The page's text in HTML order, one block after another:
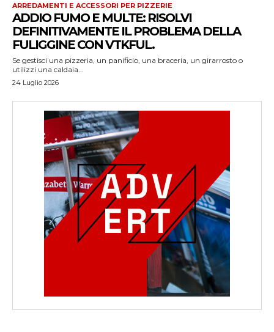
ARREDAMENTI E ACCESSORI PER PIZZERIE
ADDIO FUMO E MULTE: RISOLVI
DEFINITIVAMENTE IL PROBLEMA DELLA
FULIGGINE CON VTKFUL.
Se gestisci una pizzeria, un panificio, una braceria, un girarrosto o
utilizzi una caldaia...
24 Luglio 2026